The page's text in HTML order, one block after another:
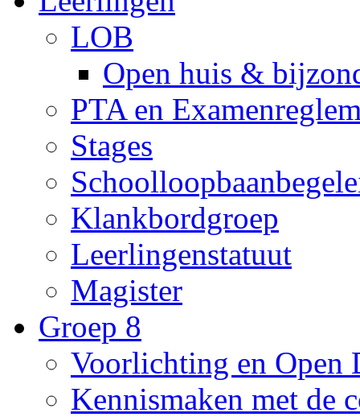
LOB
Open huis &
PTA en
Stages
Klankbordgroep
Leerlingenstatuut
Magister
Groep 8
Voorlichting en Open
Kennismaken met de